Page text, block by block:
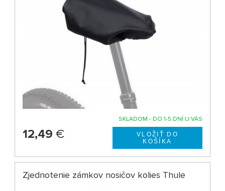
SKLADOM - DO 1-5 DNÍ U VÁS
12,49 €
Zjednotenie zámkov nosičov kolies Thule